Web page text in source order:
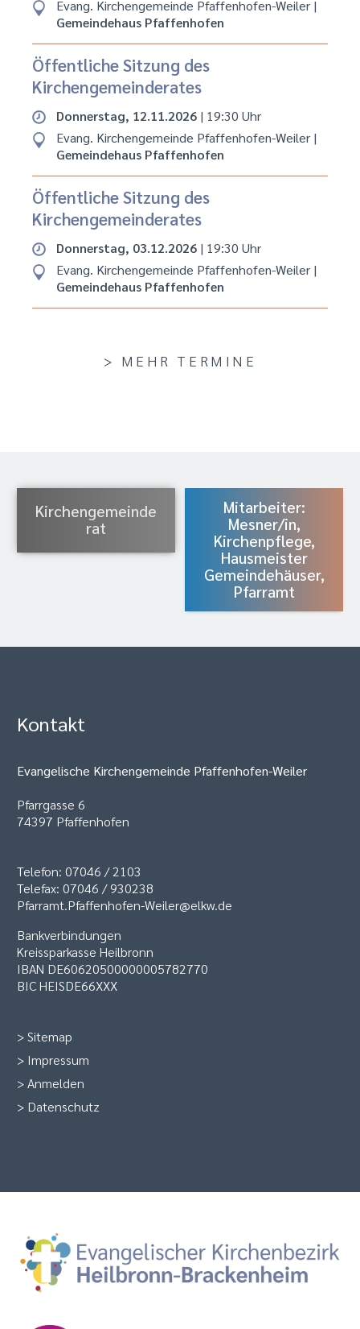
Evang. Kirchengemeinde Pfaffenhofen-Weiler |
Gemeindehaus Pfaffenhofen
Öffentliche Sitzung des
Kirchengemeinderates
Donnerstag, 12.11.2026 | 19:30 Uhr
Evang. Kirchengemeinde Pfaffenhofen-Weiler |
Gemeindehaus Pfaffenhofen
Öffentliche Sitzung des
Kirchengemeinderates
Donnerstag, 03.12.2026 | 19:30 Uhr
Evang. Kirchengemeinde Pfaffenhofen-Weiler |
Gemeindehaus Pfaffenhofen
> MEHR TERMINE
Kirchengemeinde
rat
Mitarbeiter:
Mesner/in,
Kirchenpflege,
Hausmeister
Gemeindehäuser,
Pfarramt
Kontakt
Evangelische Kirchengemeinde Pfaffenhofen-Weiler
Pfarrgasse 6
74397 Pfaffenhofen
Telefon: 07046 / 2103
Telefax: 07046 / 930238
Pfarramt.Pfaffenhofen-Weiler@elkw.de
Bankverbindungen
Kreissparkasse Heilbronn
IBAN DE60620500000005782770
BIC HEISDE66XXX
>Sitemap
> Impressum
>Anmelden
> Datenschutz